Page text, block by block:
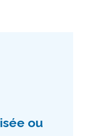
ou